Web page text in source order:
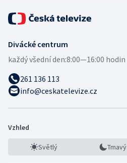
Divácké centrum
každý všední den:8:00—16:00 hodin
261 136 113
info@ceskatelevize.cz
Vzhled
Světlý Tmavý